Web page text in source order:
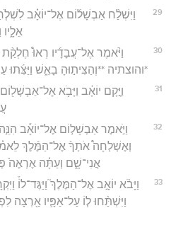
29
וַיִּשְׁלַ֨ח אַבְשָׁל֜וֹם אֶל־יוֹאָ֗ב
30
וַיֹּ֨אמֶר אֶל־עֲבָדָ֜יו רְאוּ֩ חֶלְקַ֨ת
*והוצתיה **וְהַצִּית֣וּהָ בָאֵ֑שׁ
31
וַיָּ֣קָם יוֹאָ֔ב וַיָּבֹ֥א
32
וַיֹּ֣אמֶר אַבְשָׁל֣וֹם אֶל־יוֹאָ֡ב
וְאֶשְׁלְחָה֩ אֹתְךָ֨ אֶל־הַמֶּ֜לֶךְ
אֲנִי־שָׁ֑ם וְעַתָּ֗ה אֶרְאֶה֙
33
וַיָּבֹ֨א יוֹאָ֣ב אֶל־הַמֶּלֶךְ֮ וַיַּגֶּד־לוֹ֒
וַיִּשְׁתַּ֨חוּ ל֧וֹ עַל־אַפָּ֛יו אַ֖רְצָה